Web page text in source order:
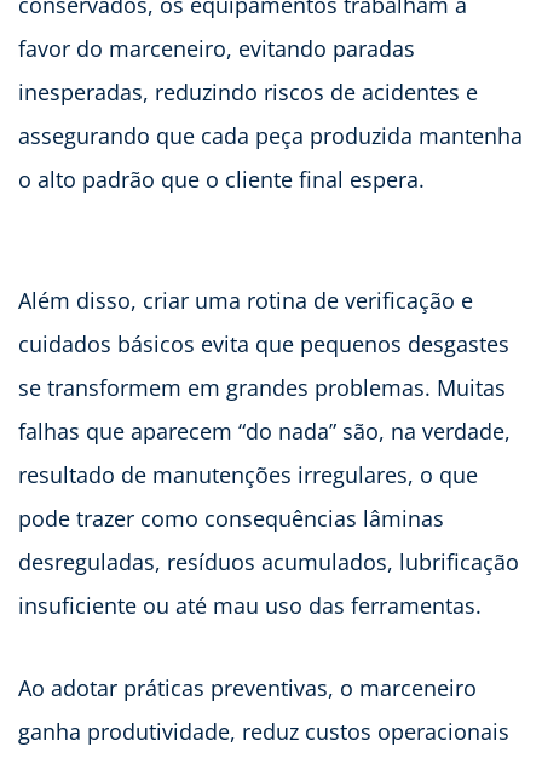
favor do marceneiro, evitando paradas
inesperadas, reduzindo riscos de acidentes e
assegurando que cada peça produzida mantenha
o alto padrão que o cliente final espera.
Além disso, criar uma rotina de verificação e
cuidados básicos evita que pequenos desgastes
se transformem em grandes problemas. Muitas
falhas que aparecem “do nada” são, na verdade,
resultado de manutenções irregulares, o que
pode trazer como consequências lâminas
desreguladas, resíduos acumulados, lubrificação
insuficiente ou até mau uso das ferramentas.
Ao adotar práticas preventivas, o marceneiro
ganha produtividade, reduz custos operacionais